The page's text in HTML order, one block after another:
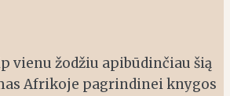
vienu žodžiu apibūdinčiau šią
Afrikoje pagrindinei knygos